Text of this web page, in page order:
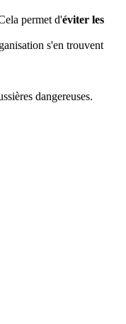
permet d'éviter les
s'en trouvent
dangereuses.